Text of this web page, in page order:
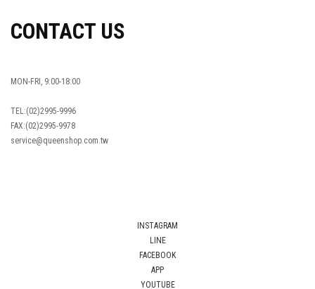
CONTACT US
MON-FRI, 9:00-18:00
TEL:(02)2995-9996
FAX:(02)2995-9978
service@queenshop.com.tw
INSTAGRAM
LINE
FACEBOOK
APP
YOUTUBE